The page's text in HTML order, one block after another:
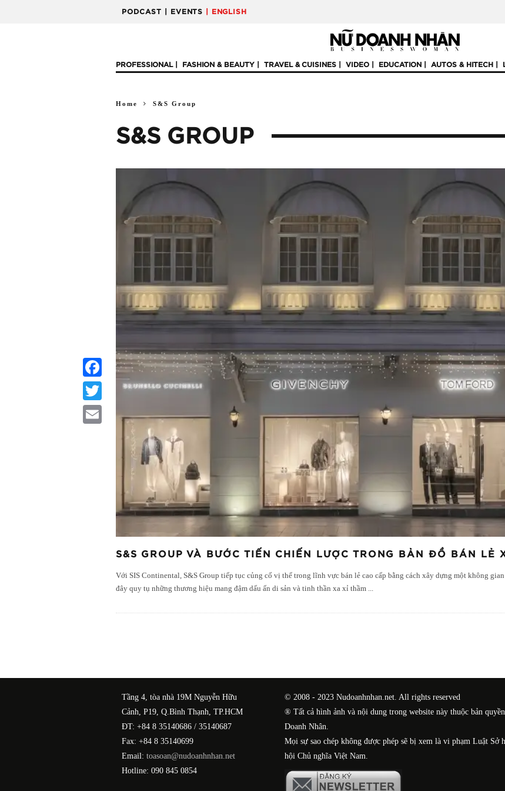
PODCAST | EVENTS | ENGLISH
PROFESSIONAL FASHION & BEAUTY TRAVEL & CUISINES VIDEO EDUCATION AUTOS & HITECH
Home S&S Group
S&S GROUP
S&S GROUP VÀ BƯỚC TIẾN CHIẾN LƯỢC TRONG BẢN ĐỒ BÁN LẺ
Với SIS Continental, S&S Group tiếp tục củng cố vị thế trong lĩnh vực bán lẻ cao cấp bằng cách xây dựng một không
đây quy tụ những thương hiệu mang đậm dấu ấn di sản và tinh thần xa xỉ thầm ...
Facebook
Twitter
Tầng 4, tòa nhà 19M Nguyễn Hữu
Cảnh, P19, Q.Bình Thạnh, TP.HCM
ĐT: +84 8 35140686 / 35140687
Fax: +84 8 35140699
Email: toasoan@nudoanhnhan.net
Hotline: 090 845 0854
© 2008 - 2023 Nudoanhnhan.net. All rights reserved
® Tất cả hình ảnh và nội dung trong website này thuộc bản
Doanh Nhân.
Mọi sự sao chép không được phép sẽ bị xem là vi phạm Luật Sở
hội Chủ nghĩa Việt Nam.